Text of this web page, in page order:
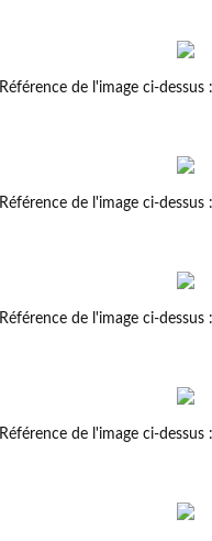
Référence de l'image ci-
Référence de l'image ci-
Référence de l'image ci-
Référence de l'image ci-